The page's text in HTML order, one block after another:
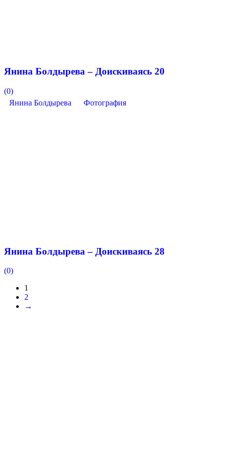
Янина Болдырева – Доискиваясь 20
(0)
Янина Болдырева
Фотография
Янина Болдырева – Доискиваясь 28
(0)
1
2
→